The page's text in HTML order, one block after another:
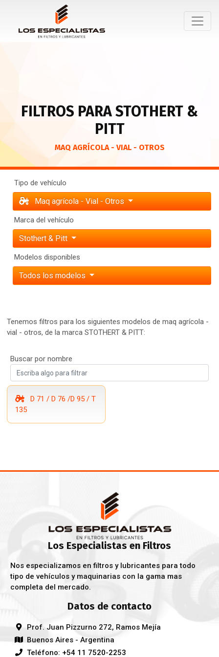
FILTROS PARA STOTHERT &
PITT
MAQ AGRÍCOLA - VIAL - OTROS
Tipo de vehículo
Maq agrícola - Vial - Otros
Marca del vehículo
Stothert & Pitt
Modelos disponibles
Todos los modelos
Tenemos filtros para los siguientes modelos de maq agrícola -
vial - otros, de la marca STOTHERT & PITT:
Buscar por nombre
D 71 / D 76 /D 95 / T
135
Los Especialistas en Filtros
Nos especializamos en filtros y lubricantes para todo
tipo de vehículos y maquinarias con la gama mas
completa del mercado.
Datos de contacto
Prof. Juan Pizzurno 272, Ramos Mejía
Buenos Aires - Argentina
Teléfono: +54 11 7520-2253